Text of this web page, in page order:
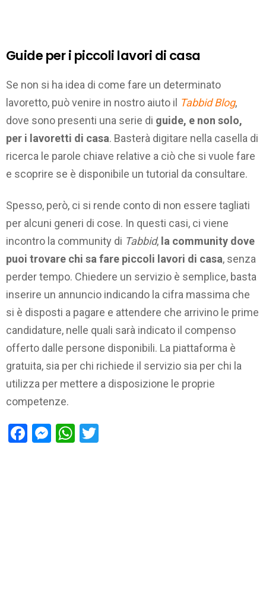
Guide per i piccoli lavori di casa
Se non si ha idea di come fare un determinato
lavoretto, può venire in nostro aiuto il Tabbid Blog,
dove sono presenti una serie di guide, e non solo,
per i lavoretti di casa. Basterà digitare nella casella di
ricerca le parole chiave relative a ciò che si vuole fare
e scoprire se è disponibile un tutorial da consultare.
Spesso, però, ci si rende conto di non essere tagliati
per alcuni generi di cose. In questi casi, ci viene
incontro la community di Tabbid, la community dove
puoi trovare chi sa fare piccoli lavori di casa, senza
perder tempo. Chiedere un servizio è semplice, basta
inserire un annuncio indicando la cifra massima che
si è disposti a pagare e attendere che arrivino le prime
candidature, nelle quali sarà indicato il compenso
offerto dalle persone disponibili. La piattaforma è
gratuita, sia per chi richiede il servizio sia per chi la
utilizza per mettere a disposizione le proprie
competenze.
Facebook
Messenger
WhatsApp